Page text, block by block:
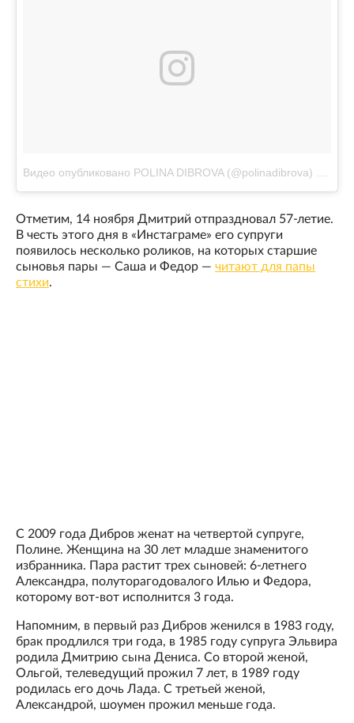
Видео опубликовано POLINA DIBROVA (@polinadibrova)
Отметим, 14 ноября Дмитрий отпраздновал 57-летие.
В честь этого дня в «Инстаграме» его супруги
появилось несколько роликов, на которых старшие
сыновья пары — Саша и Федор — читают для папы
стихи.
С 2009 года Дибров женат на четвертой супруге,
Полине. Женщина на 30 лет младше знаменитого
избранника. Пара растит трех сыновей: 6-летнего
Александра, полуторагодовалого Илью и Федора,
которому вот-вот исполнится 3 года.
Напомним, в первый раз Дибров женился в 1983 году,
брак продлился три года, в 1985 году супруга Эльвира
родила Дмитрию сына Дениса. Со второй женой,
Ольгой, телеведущий прожил 7 лет, в 1989 году
родилась его дочь Лада. С третьей женой,
Александрой, шоумен прожил меньше года.